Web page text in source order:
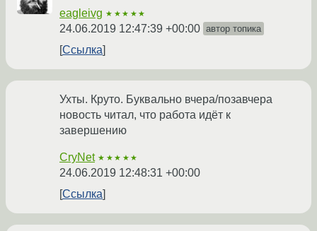
eagleivg ★★★★★
24.06.2019 12:47:39 +00:00 автор топика
Ссылка
Ухты. Круто. Буквально вчера/позавчера
новость читал, что работа идёт к
завершению
CryNet ★★★★★
24.06.2019 12:48:31 +00:00
Ссылка